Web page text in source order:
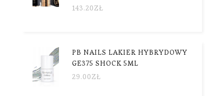
143.20ZŁ
PB NAILS LAKIER HYBRYDOWY
GE375 SHOCK 5ML
29.00ZŁ